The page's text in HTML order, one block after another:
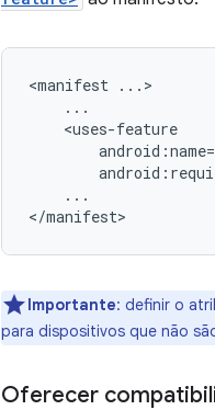
<manifest
...
Importante: definir o
para dispositivos que não
Oferecer